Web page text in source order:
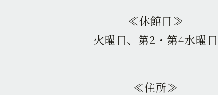
≪休館日≫
火曜日、第2・第4水曜日
≪住所≫